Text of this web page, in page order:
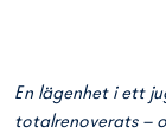
En lägenhet i ett
totalrenoverats –